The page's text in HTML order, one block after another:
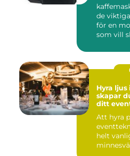
de
för en
som vill
Hyra ljus
skapar
ditt
Att hyra
helt